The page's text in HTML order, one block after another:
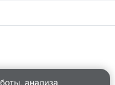
анализа